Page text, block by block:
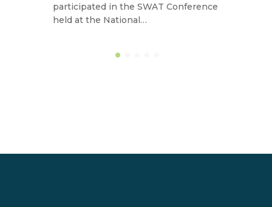
participated in the SWAT Conference
held at the National…